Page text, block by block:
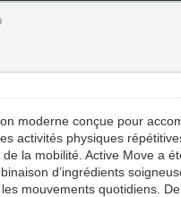
moderne conçue pour
activités physiques
la mobilité. Active Move a
d’ingrédients
mouvements quotidiens.